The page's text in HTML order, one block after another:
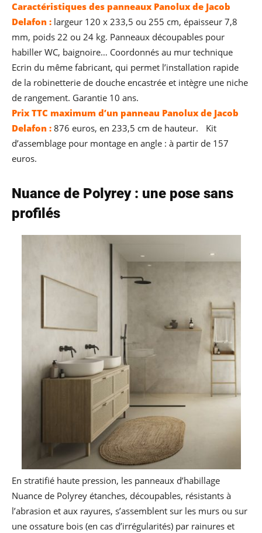
Caractéristiques des panneaux Panolux de Jacob
Delafon : largeur 120 x 233,5 ou 255 cm, épaisseur 7,8
mm, poids 22 ou 24 kg. Panneaux découpables pour
habiller WC, baignoire… Coordonnés au mur technique
Ecrin du même fabricant, qui permet l’installation rapide
de la robinetterie de douche encastrée et intègre une niche
de rangement. Garantie 10 ans.
Prix TTC maximum d’un panneau Panolux de Jacob
Delafon : 876 euros, en 233,5 cm de hauteur. Kit
d’assemblage pour montage en angle : à partir de 157
euros.
Nuance de Polyrey : une pose sans
profilés
En stratifié haute pression, les panneaux d’habillage
Nuance de Polyrey étanches, découpables, résistants à
l’abrasion et aux rayures, s’assemblent sur les murs ou sur
une ossature bois (en cas d’irrégularités) par rainures et